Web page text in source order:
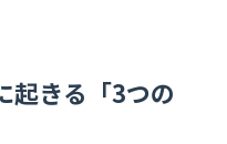
起きる「3つの